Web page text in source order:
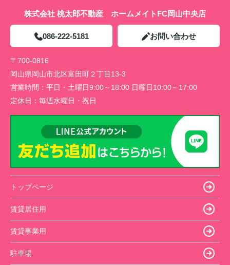
株式会社 桃太郎不動産 ホームメイトFC岡山中央店
086-222-5181 お問い合わせ
〒700-0816
岡山県岡山市北区富田町２丁目13-3
営業時間： 平日・土曜日9:00～18:00 日曜日10:00～17:00
定休日： 毎週水曜日・祝日
トップページ
賃貸居住用
賃貸事業用
駐車場